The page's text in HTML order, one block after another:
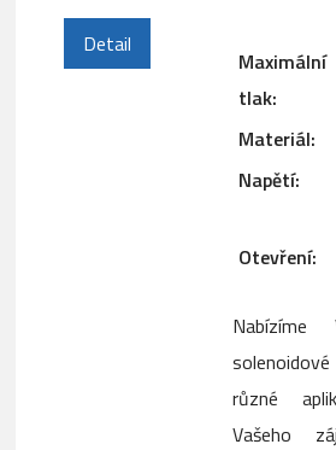
Detail
Maximální
tlak:
Materiál:
Napětí:
Otevření:
různé
Vašeho